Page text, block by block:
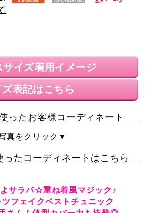
サイズ着用イメージ
表記はこちら
ったお客様コーディネート
真をクリック▼
ったコーディネートはこちら
サラバ☆重ね着風マジック♪
フェイクベストチュニック